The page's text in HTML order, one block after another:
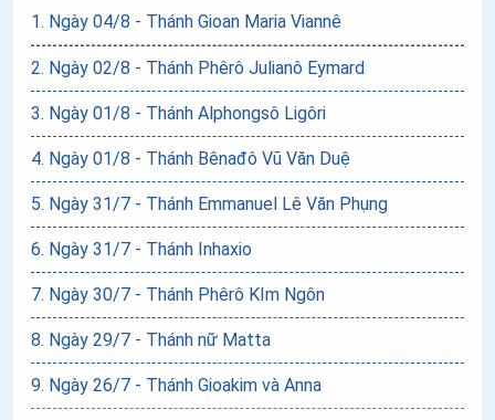
1. Ngày 04/8 - Thánh Gioan Maria Viannê
2. Ngày 02/8 - Thánh Phêrô Julianô Eymard
3. Ngày 01/8 - Thánh Alphongsô Ligôri
4. Ngày 01/8 - Thánh Bênađô Vũ Văn Duệ
5. Ngày 31/7 - Thánh Emmanuel Lê Văn Phụng
6. Ngày 31/7 - Thánh Inhaxio
7. Ngày 30/7 - Thánh Phêrô KIm Ngôn
8. Ngày 29/7 - Thánh nữ Matta
9. Ngày 26/7 - Thánh Gioakim và Anna